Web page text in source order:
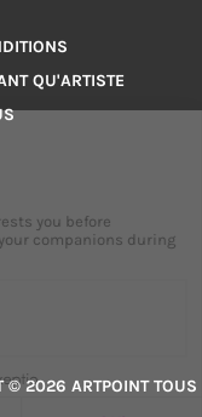
QU'ARTISTE
© 2026 ARTPOINT TOUS